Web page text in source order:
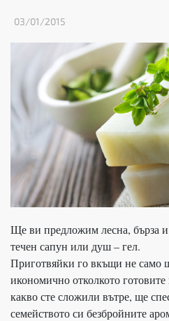
03/01/2015
Ще ви предложим лесна, бърза
течен сапун или душ – гел.
Приготвяйки го вкъщи не само
икономично отколкото
какво сте сложили вътре, ще
семейството си безбройните